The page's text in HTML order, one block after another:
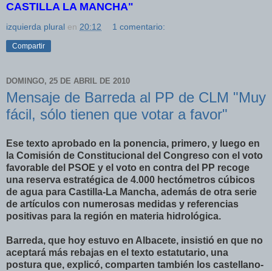
CASTILLA LA MANCHA"
izquierda plural en 20:12 1 comentario:
Compartir
DOMINGO, 25 DE ABRIL DE 2010
Mensaje de Barreda al PP de CLM "Muy
fácil, sólo tienen que votar a favor"
Ese texto aprobado en la ponencia, primero, y luego en
la Comisión de Constitucional del Congreso con el voto
favorable del PSOE y el voto en contra del PP recoge
una reserva estratégica de 4.000 hectómetros cúbicos
de agua para Castilla-La Mancha, además de otra serie
de artículos con numerosas medidas y referencias
positivas para la región en materia hidrológica.
Barreda, que hoy estuvo en Albacete, insistió en que no
aceptará más rebajas en el texto estatutario, una
postura que, explicó, comparten también los castellano-